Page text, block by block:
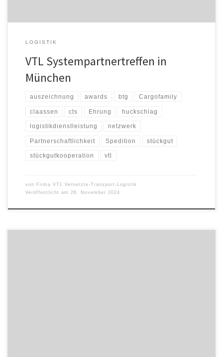
LOGISTIK
VTL Systempartnertreffen in
München
auszeichnung awards btg Cargofamily
claassen cts Ehrung huckschlag
logistikdienstleistung netzwerk
Partnerschaftlichkeit Spedition stückgut
stückgutkooperation vtl
von Firma VTL Vernetzte-Transport-Logistik
Veröffentlicht am 26. November 2024